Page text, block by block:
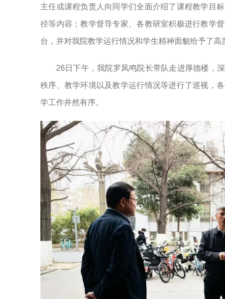
主任或课程负责人向同学们全面介绍了课程教学目
径等内容；教学督导专家、各教研室积极进行教学
台，并对我院教学运行情况和学生精神面貌给予了高
26日下午，我院罗凤鸣院长带队走进厚德楼，
秩序、教学环境以及教学运行情况等进行了巡视，
学工作井然有序。